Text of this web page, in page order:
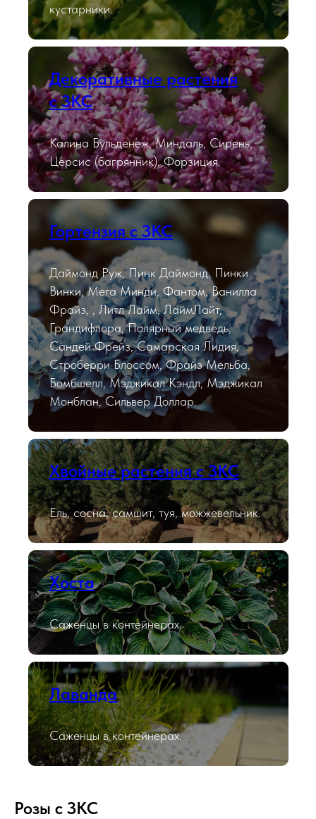
кустарники.
Декоративные растения
с ЗКС
Калина Бульденеж, Миндаль, Сирень,
Церсис (багрянник), Форзиция.
Гортензия с ЗКС
Даймонд Руж, Пинк Даймонд, Пинки
Винки, Мега Минди, Фантом, Ванилла
Фрайз, , Литл Лайм, ЛаймЛайт,
Грандифлора, Полярный медведь,
Сандей Фрейз, Самарская Лидия,
Строберри Блоссом, Фрайз Мельба,
Бомбшелл, Мэджикал Кэндл, Мэджикал
Монблан, Сильвер Доллар.
Хвойные растения с ЗКС
Ель, сосна, самшит, туя, можжевельник.
Хоста
Саженцы в контейнерах.
Лаванда
Саженцы в контейнерах.
Розы с ЗКС